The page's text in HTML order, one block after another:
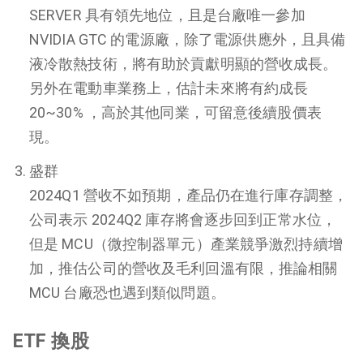
SERVER 具有領先地位，且是台廠唯一參加
NVIDIA GTC 的電源廠，除了電源供應外，且具備
液冷散熱技術，將有助於貢獻明顯的營收成長。
另外在電動車業務上，估計未來將有約成長
20~30% ，高於其他同業，可留意後續股價表
現。
盛群
2024Q1 營收不如預期，產品仍在進行庫存調整，
公司表示 2024Q2 庫存將會逐步回到正常水位，
但是 MCU（微控制器單元）產業競爭激烈持續增
加，推估公司的營收及毛利回溫有限，推論相關
MCU 台廠恐也遇到類似問題。
ETF換股